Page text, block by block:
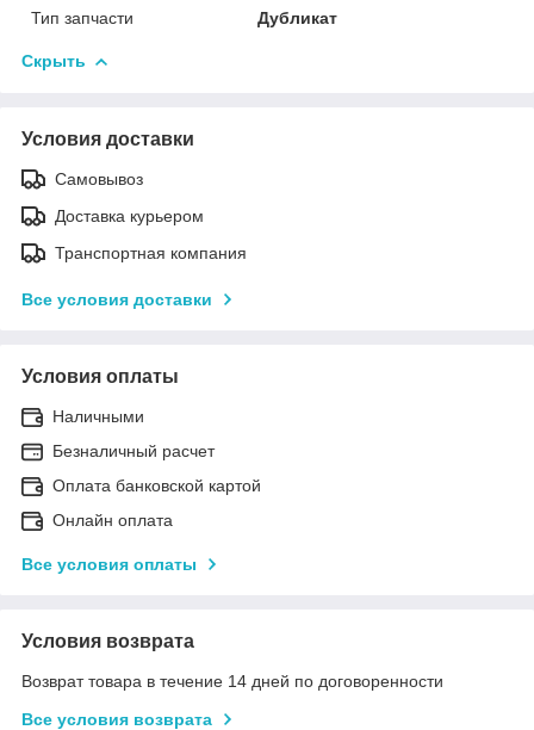
Тип запчасти
Дубликат
Скрыть
Условия доставки
Самовывоз
Доставка курьером
Транспортная компания
Все условия доставки
Условия оплаты
Наличными
Безналичный расчет
Оплата банковской картой
Онлайн оплата
Все условия оплаты
Условия возврата
Возврат товара в течение 14 дней по договоренности
Все условия возврата